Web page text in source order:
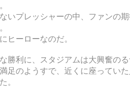
いプレッシャーの中、ファンの
ヒーローなのだ。
勝利に、スタジアムは大興奮の
足のようすで、近くに座ってい
。